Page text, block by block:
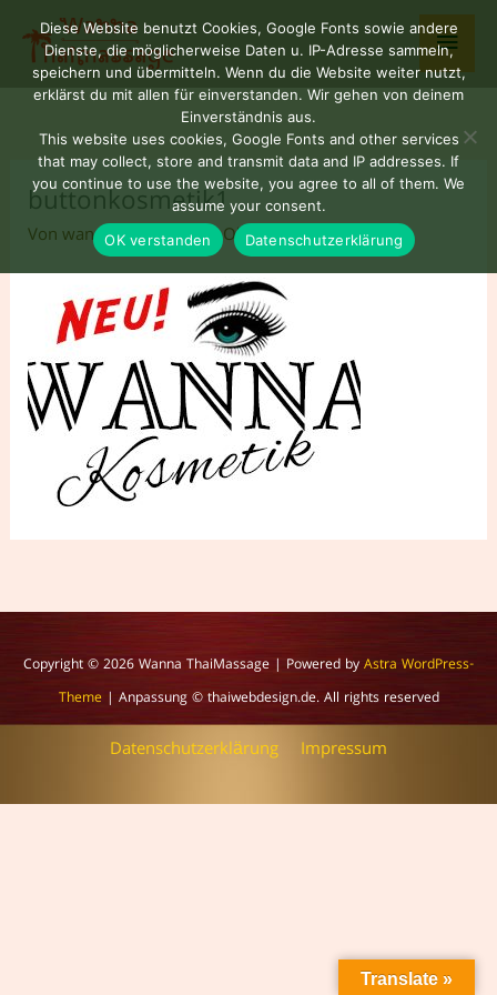
Inhalt
springen
buttonkosmetik1
VonwannaNUAD77/20. Oktober 2025
Copyright © 2026Wanna ThaiMassage | Powered byAstra WordPress-
Theme| Anpassung © thaiwebdesign.de. All rights reserved
Datenschutzerklärung Impressum
Translate »
Diese Website benutzt Cookies, Google Fonts sowie andere
Dienste, die möglicherweise Daten u. IP-Adresse sammeln,
speichern und übermitteln. Wenn du die Website weiter nutzt,
erklärst du mit allen für einverstanden. Wir gehen von deinem
Einverständnis aus.
This website uses cookies, Google Fonts and other services
that may collect, store and transmit data and IP addresses. If
you continue to use the website, you agree to all of them. We
assume your consent.
OK verstanden
Datenschutzerklärung